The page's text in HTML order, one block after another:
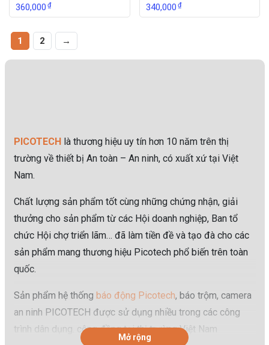
360,000₫ 340,000₫
1 2 →
PICOTECHlà thương hiệu uy tín hơn 10 năm trên thị
trường về thiết bị An toàn – An ninh, có xuất xứ tại Việt
Nam.
Chất lượng sản phẩm tốt cùng những chứng nhận, giải
thưởng cho sản phẩm từ các Hội doanh nghiệp, Ban tổ
chức Hội chợ triển lãm… đã làm tiền đề và tạo đà cho các
sản phẩm mang thương hiệu Picotech phổ biến trên toàn
quốc.
Sản phẩm hệ thống báo động Picotech, báo trộm, camera
an ninh PICOTECH được sử dụng nhiều trong các công
trình dân dụng. cộng đồng tại thị trường Việt Nam
Mở rộng